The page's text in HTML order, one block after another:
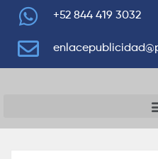
+52 844 419 3032